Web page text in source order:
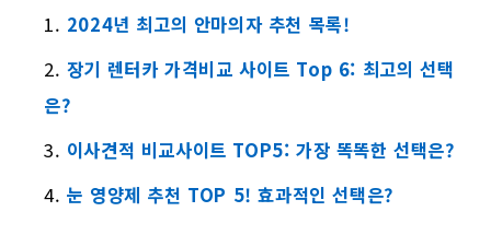
2024년 최고의 안마의자 추천 목록!
장기 렌터카 가격비교 사이트 Top 6: 최고의 선택
은?
이사견적 비교사이트 TOP5: 가장 똑똑한 선택은?
눈 영양제 추천 TOP 5! 효과적인 선택은?